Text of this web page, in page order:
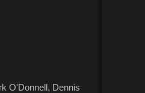
O'Donnell, Dennis